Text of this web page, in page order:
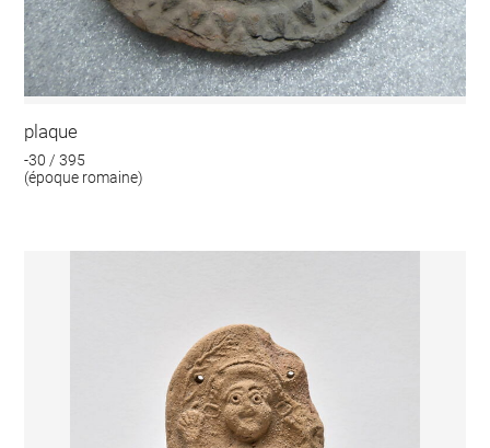
plaque
-30 / 395
(époque romaine)